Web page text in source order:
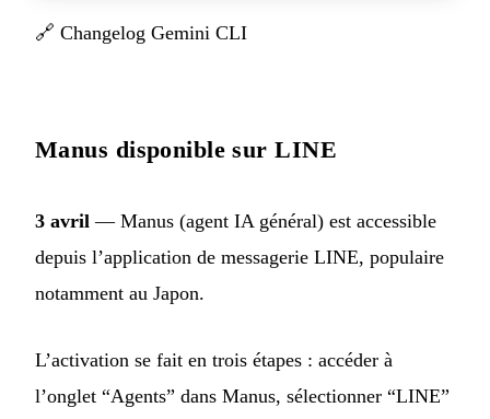
🔗 Changelog Gemini CLI
Manus disponible sur LINE
3 avril — Manus (agent IA général) est accessible
depuis l’application de messagerie LINE, populaire
notamment au Japon.
L’activation se fait en trois étapes : accéder à
l’onglet “Agents” dans Manus, sélectionner “LINE”